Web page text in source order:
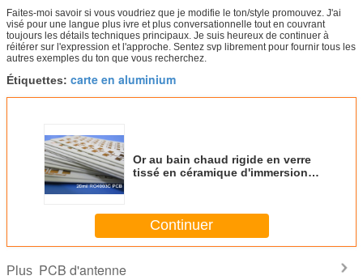
Faites-moi savoir si vous voudriez que je modifie le ton/style promouvez. J'ai
visé pour une langue plus ivre et plus conversationnelle tout en couvrant
toujours les détails techniques principaux. Je suis heureux de continuer à
réitérer sur l'expression et l'approche. Sentez svp librement pour fournir tous les
autres exemples du ton que vous recherchez.
Étiquettes: carte en aluminium
Or au bain chaud rigide en verre
tissé en céramique d'immersion
Rogers RO4003C
Continuer
Plus PCB d'antenne